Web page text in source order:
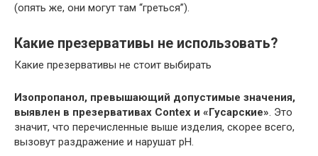
(опять же, они могут там “греться”).
Какие презервативы не использовать?
Какие презервативы не стоит выбирать
Изопропанол, превышающий допустимые значения,
выявлен в презервативах Contex и «Гусарские». Это
значит, что перечисленные выше изделия, скорее всего,
вызовут раздражение и нарушат рН.